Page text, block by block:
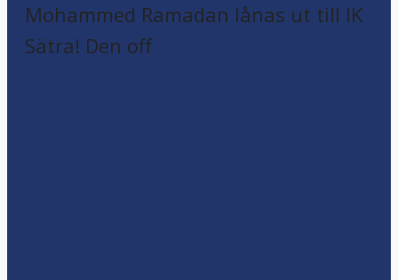
Mohammed Ramadan lånas ut till IK
Sätra! Den off